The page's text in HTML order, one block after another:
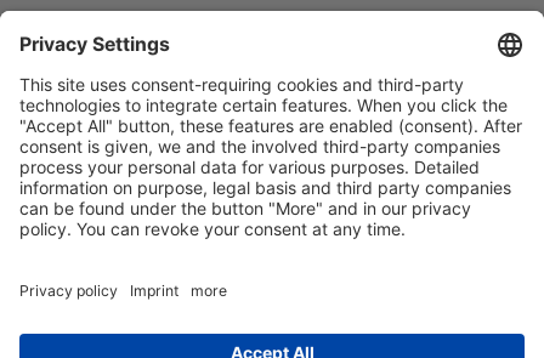
Impressum
Barrierefreiheitserklärung
Datenschutzerklärung
Newsletter abonieren
FacebookE‑Mail